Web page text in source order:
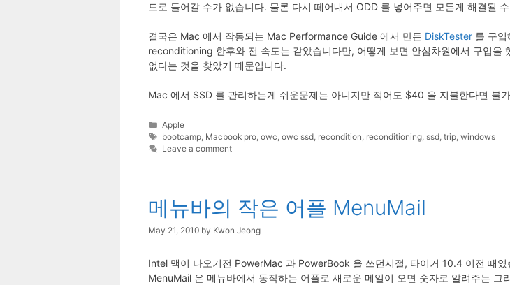
드로 들어갈 수가 없습니다. 물론 다시 떼어내서 ODD 를 넣어주면 모든게 해결될
결국은 Mac 에서 작동되는 Mac Performance Guide 에서 만든 DiskTester 를 구
reconditioning 한후와 전 속도는 같았습니다만, 어떻게 보면 안심차원에서 구입을
없다는 것을 찾았기 때문입니다.
Mac 에서 SSD 를 관리하는게 쉬운문제는 아니지만 적어도 $40 을 지불한다면 불
Categories
Apple
Tags
bootcamp, Macbook pro,owc,owc ssd, recondition, reconditioning, ssd,trip,windows
Leave a comment
메뉴바의 작은 어플 MenuMail
May 21, 2010 by Kwon Jeong
Intel 맥이 나오기전 PowerMac 과 PowerBook 을 쓰던시절, 타이거 10.4 이전 때
MenuMail 은 메뉴바에서 동작하는 어플로 새로운 메일이 오면 숫자로 알려주는